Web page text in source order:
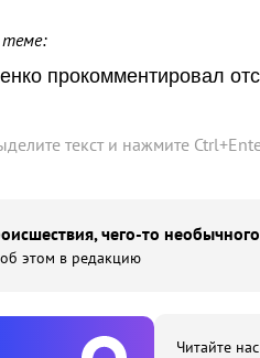
теме:
прокомментировал
текст и нажмите Ctrl+
чего-то
этом в редакцию
Читайте